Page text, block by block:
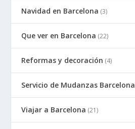
Navidad en Barcelona (3)
Que ver en Barcelona (22)
Reformas y decoración (4)
Servicio de Mudanzas Barcelona
Viajar a Barcelona (21)